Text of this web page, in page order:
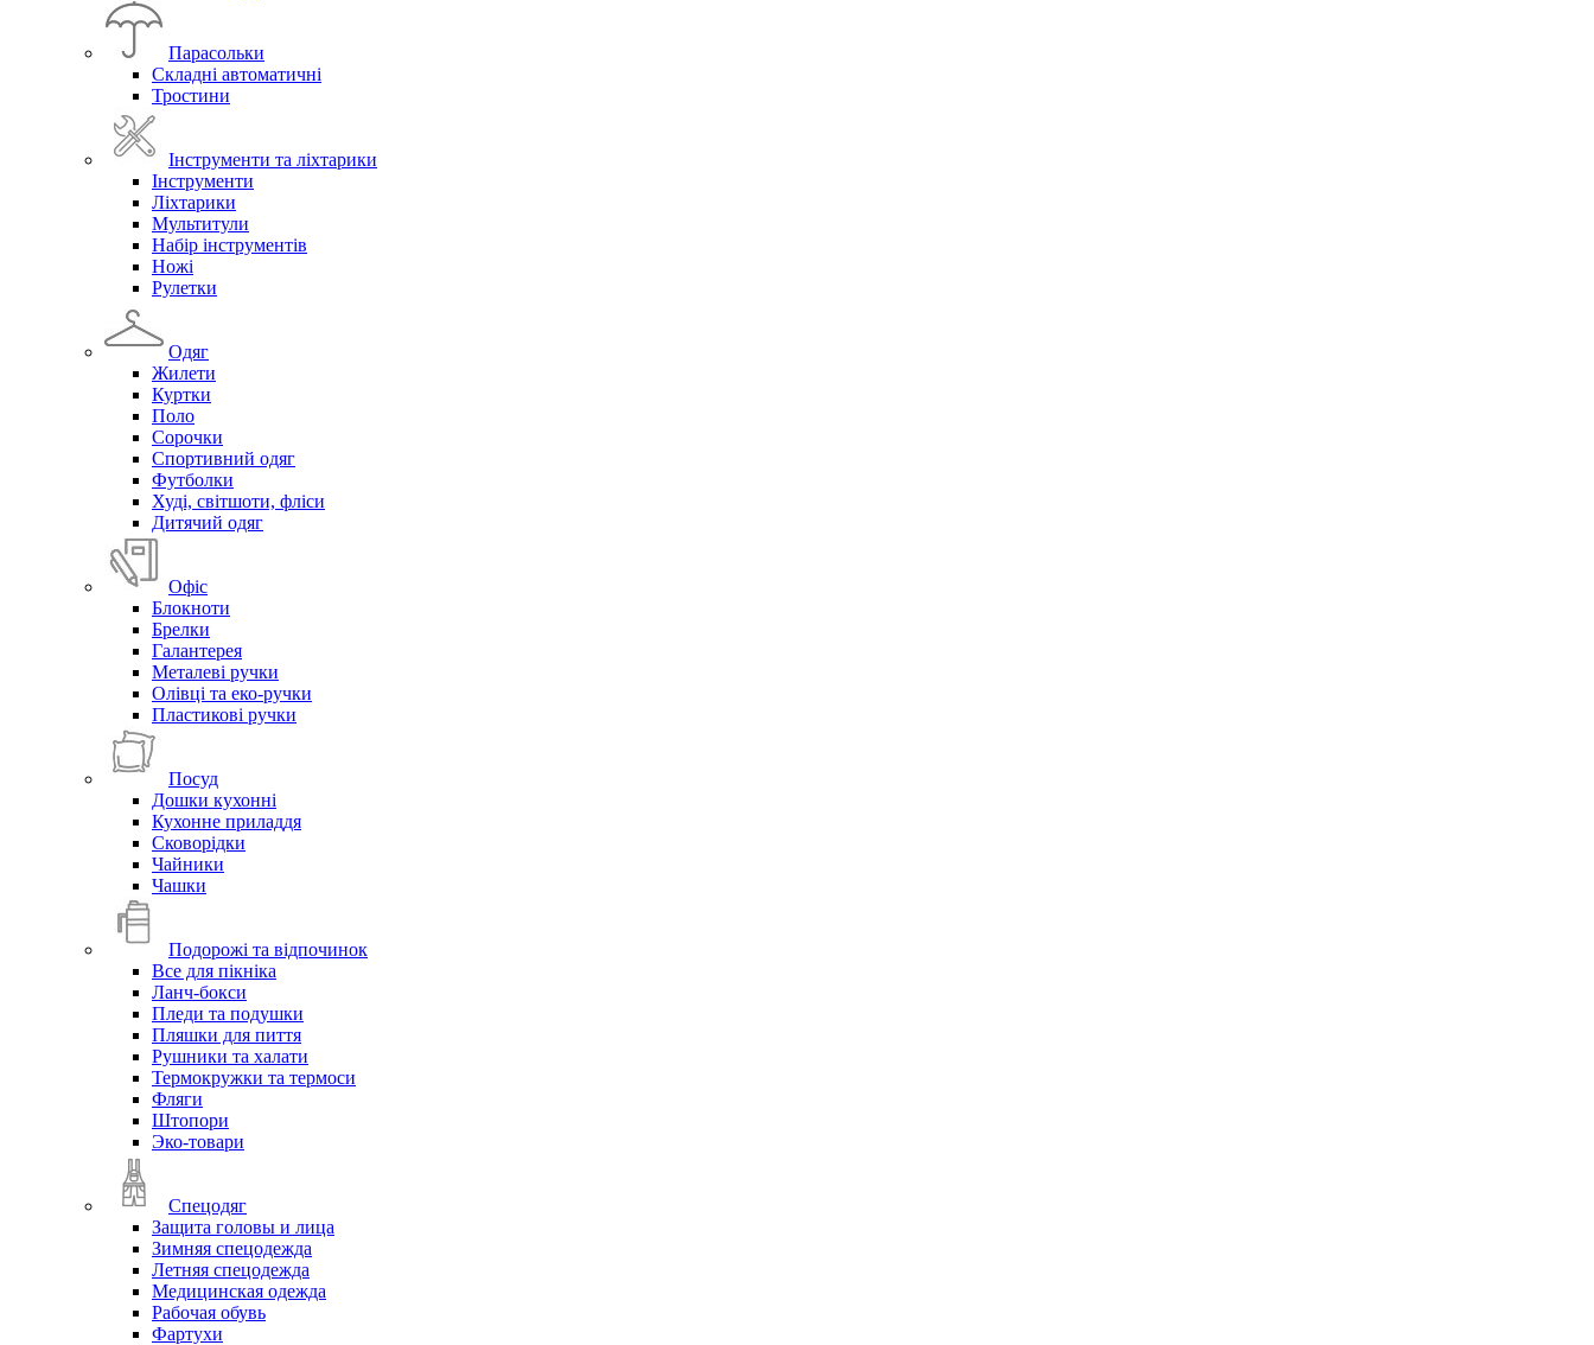
Парасольки
Складні автоматичні
Тростини
Інструменти та ліхтарики
Інструменти
Ліхтарики
Мультитули
Набір інструментів
Ножі
Рулетки
Одяг
Жилети
Куртки
Поло
Сорочки
Спортивний одяг
Футболки
Худі, світшоти, фліси
Дитячий одяг
Офіс
Блокноти
Брелки
Галантерея
Металеві ручки
Олівці та еко-ручки
Пластикові ручки
Посуд
Дошки кухонні
Кухонне приладдя
Сковорідки
Чайники
Чашки
Подорожі та відпочинок
Все для пікніка
Ланч-бокси
Пледи та подушки
Пляшки для пиття
Рушники та халати
Термокружки та термоси
Фляги
Штопори
Эко-товари
Спецодяг
Защита головы и лица
Зимняя спецодежда
Летняя спецодежда
Медицинская одежда
Рабочая обувь
Фартухи